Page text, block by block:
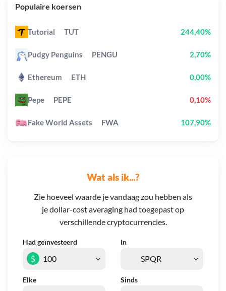
Wat als ik...?
Zie hoeveel waarde je vandaag zou hebben als
je dollar-cost averaging had toegepast op
verschillende cryptocurrencies.
Had geïnvesteerd In
Elke Sinds
$
Populaire koersen
Tutorial TUT 244,40%
Pudgy Penguins PENGU 2,70%
Ethereum ETH 0,00%
Pepe PEPE 0,10%
Fake World Assets FWA 107,90%